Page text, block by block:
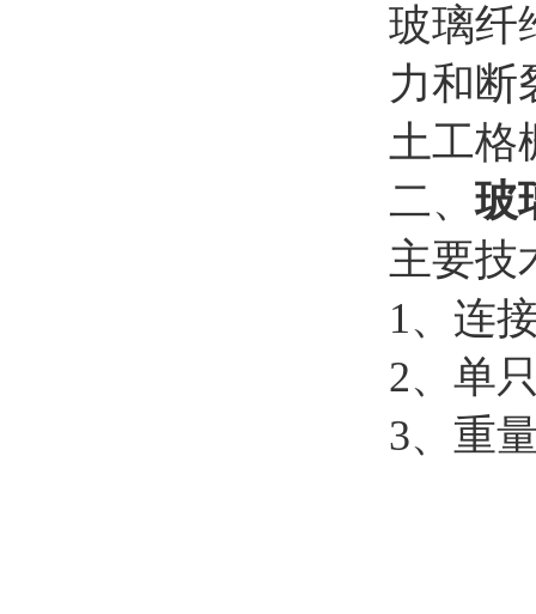
玻璃纤
力和断
土工格
二、玻
主要技
1、 连
2、 单
3、重